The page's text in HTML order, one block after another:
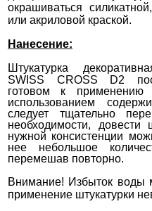
окрашиваться
или акриловой краской.
Нанесение:
Штукатурка
SWISS CROSS D2
готовом к
использованием
следует тщательно
необходимости, довести
нужной консистенции
нее небольшое
перемешав повторно.
Внимание! Избыток воды
применение штукатурки